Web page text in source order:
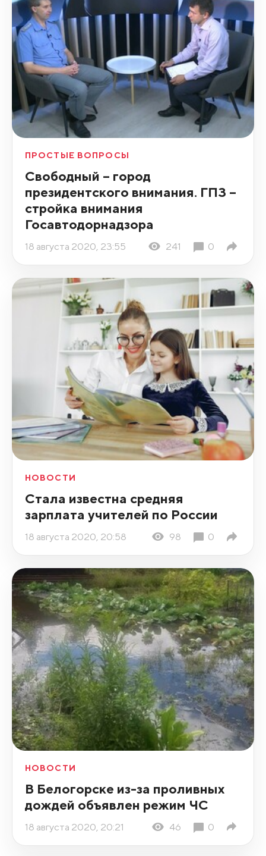
ПРОСТЫЕ ВОПРОСЫ
Свободный – город
президентского внимания. ГПЗ –
стройка внимания
Госавтодорнадзора
18 августа 2020, 23:55 241 0
НОВОСТИ
Стала известна средняя
зарплата учителей по России
18 августа 2020, 20:58 98 0
НОВОСТИ
В Белогорске из-за проливных
дождей объявлен режим ЧС
18 августа 2020, 20:21 46 0